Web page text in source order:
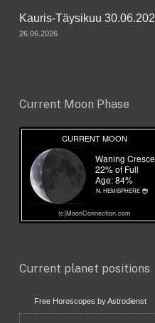
Kauris-Täysikuu
26.06.2026
Current Moon Phase
Current planet positions
Free Horoscopes by Astrodienst